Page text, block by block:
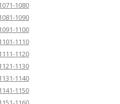
1080
1090
1100
1110
1120
1130
1140
1150